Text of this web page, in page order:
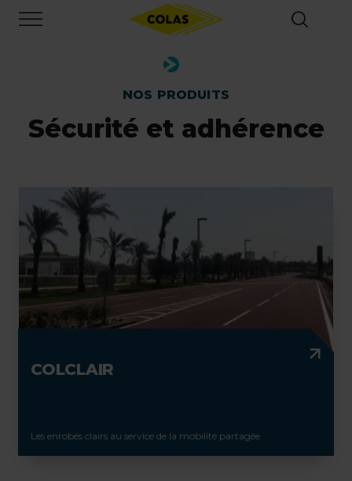
contenu
NOS PRODUITS
Sécurité et adhérence
COLCLAIR
Les enrobés clairs au service de la mobilité partagée